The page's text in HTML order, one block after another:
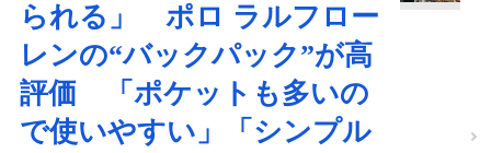
られる」 ポロ ラルフロー
レンの“バックパック”が高
評価 「ポケットも多いの
で使いやすい」「シンプル